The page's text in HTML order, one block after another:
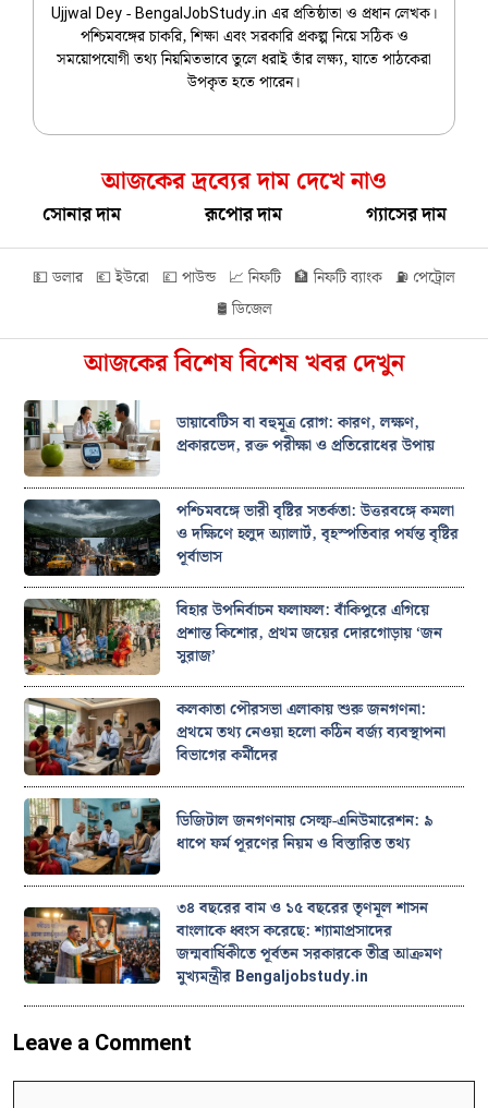
Ujjwal Dey - BengalJobStudy.in এর প্রতিষ্ঠাতা ও প্রধান লেখক।
পশ্চিমবঙ্গের চাকরি, শিক্ষা এবং সরকারি প্রকল্প নিয়ে সঠিক ও
সময়োপযোগী তথ্য নিয়মিতভাবে তুলে ধরাই তাঁর লক্ষ্য, যাতে পাঠকেরা
উপকৃত হতে পারেন।
আজকের দ্রব্যের দাম দেখে নাও
সোনার দাম রূপোর দাম গ্যাসের দাম
💵 ডলার 💶 ইউরো 💷 পাউন্ড 📈 নিফটি 🏦 নিফটি ব্যাংক ⛽ পেট্রোল
🛢️ ডিজেল
আজকের বিশেষ বিশেষ খবর দেখুন
ডায়াবেটিস বা বহুমূত্র রোগ: কারণ, লক্ষণ,
প্রকারভেদ, রক্ত পরীক্ষা ও প্রতিরোধের উপায়
পশ্চিমবঙ্গে ভারী বৃষ্টির সতর্কতা: উত্তরবঙ্গে কমলা
ও দক্ষিণে হলুদ অ্যালার্ট, বৃহস্পতিবার পর্যন্ত বৃষ্টির
পূর্বাভাস
বিহার উপনির্বাচন ফলাফল: বাঁকিপুরে এগিয়ে
প্রশান্ত কিশোর, প্রথম জয়ের দোরগোড়ায় ‘জন
সুরাজ’
কলকাতা পৌরসভা এলাকায় শুরু জনগণনা:
প্রথমে তথ্য নেওয়া হলো কঠিন বর্জ্য ব্যবস্থাপনা
বিভাগের কর্মীদের
ডিজিটাল জনগণনায় সেল্ফ-এনিউমারেশন: ৯
ধাপে ফর্ম পূরণের নিয়ম ও বিস্তারিত তথ্য
৩৪ বছরের বাম ও ১৫ বছরের তৃণমূল শাসন
বাংলাকে ধ্বংস করেছে: শ্যামাপ্রসাদের
জন্মবার্ষিকীতে পূর্বতন সরকারকে তীব্র আক্রমণ
মুখ্যমন্ত্রীর Bengaljobstudy.in
Leave a Comment